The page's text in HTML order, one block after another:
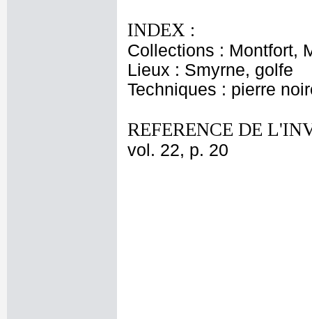
INDEX :
Collections : Montfort,
Lieux : Smyrne, golfe
Techniques : pierre
REFERENCE DE
vol. 22, p. 20